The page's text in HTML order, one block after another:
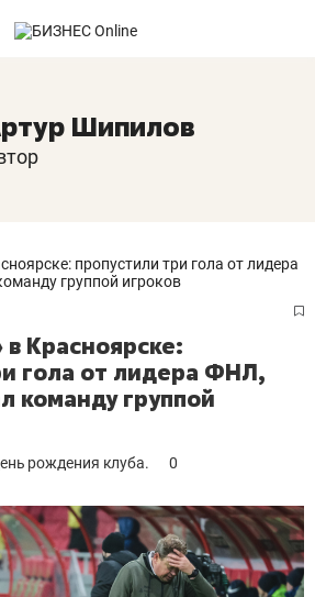
Шипилов
Красноярске:
гола от лидера ФНЛ,
команду группой
рождения клуба. 0